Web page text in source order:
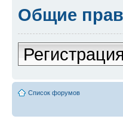
Общие
Список форумов